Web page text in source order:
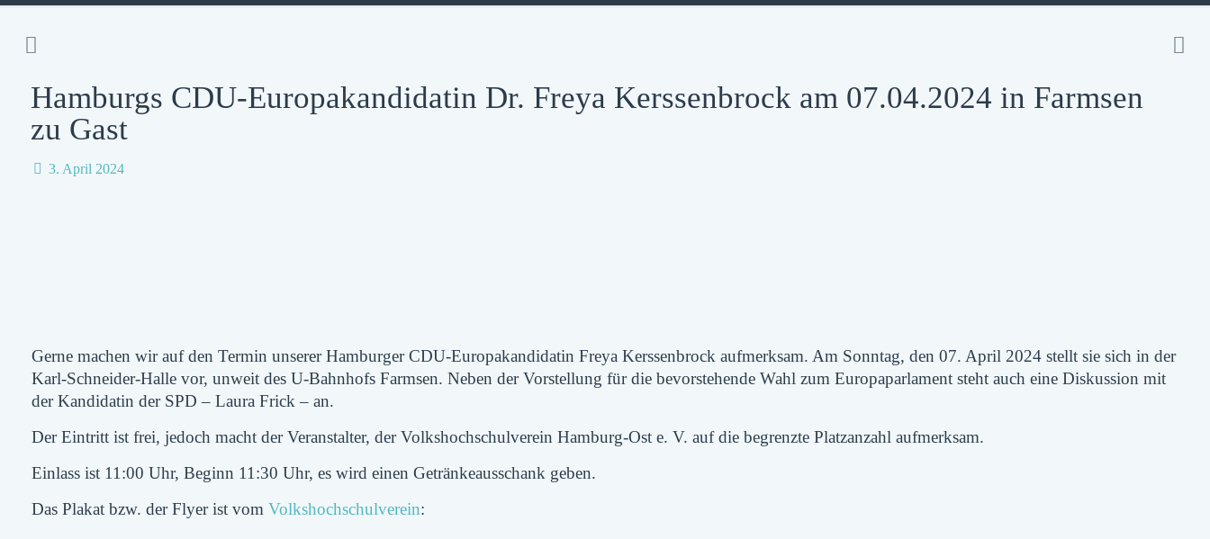
Hamburgs CDU-Europakandidatin Dr. Freya Kerssenbrock am 07.04.2024 in Farmsen
zu Gast
3. April 2024
Gerne machen wir auf den Termin unserer Hamburger CDU-Europakandidatin Freya Kerssenbrock aufmerksam. Am Sonntag, den 07. April 2024 stellt sie sich in der
Karl-Schneider-Halle vor, unweit des U-Bahnhofs Farmsen. Neben der Vorstellung für die bevorstehende Wahl zum Europaparlament steht auch eine Diskussion mit
der Kandidatin der SPD – Laura Frick – an.
Der Eintritt ist frei, jedoch macht der Veranstalter, der Volkshochschulverein Hamburg-Ost e. V. auf die begrenzte Platzanzahl aufmerksam.
Einlass ist 11:00 Uhr, Beginn 11:30 Uhr, es wird einen Getränkeausschank geben.
Das Plakat bzw. der Flyer ist vom Volkshochschulverein: